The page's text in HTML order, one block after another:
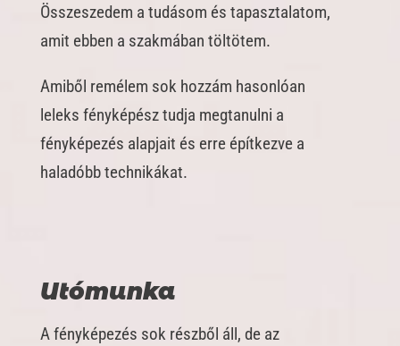
Összeszedem a tudásom és tapasztalatom,
amit ebben a szakmában töltötem.
Amiből remélem sok hozzám hasonlóan
leleks fényképész tudja megtanulni a
fényképezés alapjait és erre építkezve a
haladóbb technikákat.
Utómunka
A fényképezés sok részből áll, de az